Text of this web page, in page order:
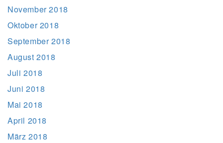
November 2018
Oktober 2018
September 2018
August 2018
Juli 2018
Juni 2018
Mai 2018
April 2018
März 2018